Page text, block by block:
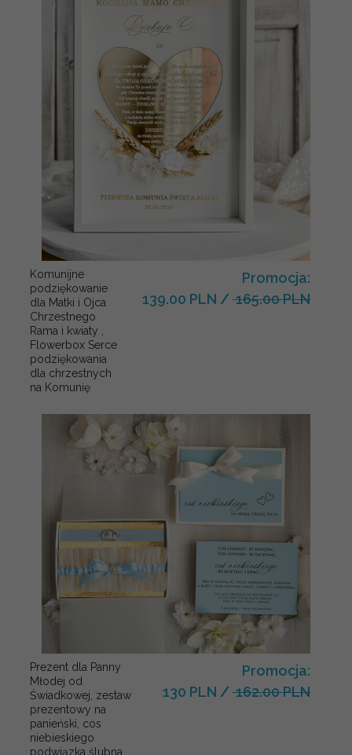
Komunijne
podziękowanie
dla Matki i Ojca
Chrzestnego
Rama i kwiaty ,
Flowerbox Serce
podziękowania
dla chrzestnych
na Komunię
Promocja:
139.00 PLN / 165.00 PLN
Prezent dla Panny
Młodej od
Świadkowej, zestaw
prezentowy na
panieński, cos
niebieskiego
podwiązka ślubna
Promocja:
130 PLN / 162.00 PLN